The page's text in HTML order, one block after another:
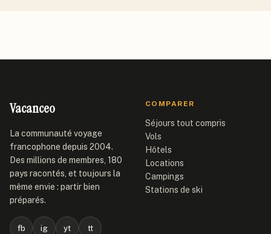
Vacanceo
La communauté voyage
francophone depuis 2004.
Des millions de membres, 180
pays racontés, et toujours la
même envie : partir bien
préparés.
fb ig yt tt
COMPARER
Séjours tout compris
Vols
Hôtels
Locations
Campings
Stations de ski